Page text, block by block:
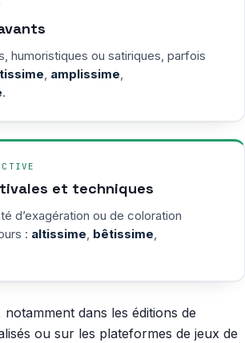
humoristiques ou satiriques, parfois
, amplissime,
.
et techniques
d’exagération ou de coloration
: altissime, bêtissime,
dans les éditions de
ou sur les plateformes de jeux de